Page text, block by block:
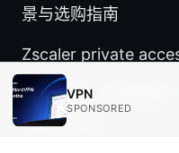
景与选购指南
Zscaler private
翻墙插件：全面解析
自由与隐私
VPN
SPONSORED